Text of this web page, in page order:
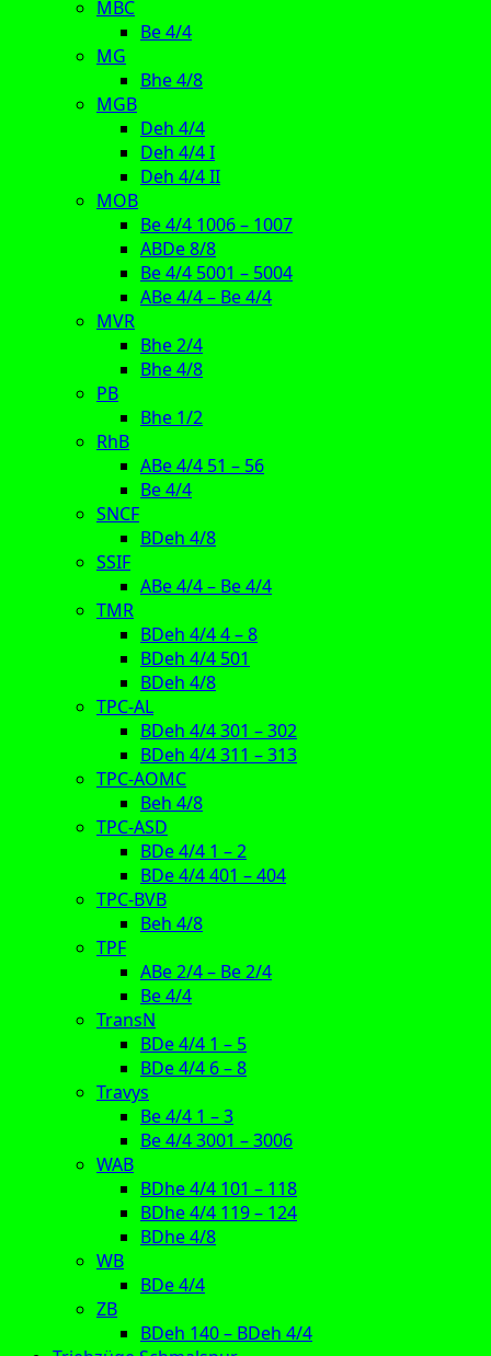
MBC
Be 4/4
MG
Bhe 4/8
MGB
Deh 4/4
Deh 4/4 I
Deh 4/4 II
MOB
Be 4/4 1006 – 1007
ABDe 8/8
Be 4/4 5001 – 5004
ABe 4/4 – Be 4/4
MVR
Bhe 2/4
Bhe 4/8
PB
Bhe 1/2
RhB
ABe 4/4 51 – 56
Be 4/4
SNCF
BDeh 4/8
SSIF
ABe 4/4 – Be 4/4
TMR
BDeh 4/4 4 – 8
BDeh 4/4 501
BDeh 4/8
TPC-AL
BDeh 4/4 301 – 302
BDeh 4/4 311 – 313
TPC-AOMC
Beh 4/8
TPC-ASD
BDe 4/4 1 – 2
BDe 4/4 401 – 404
TPC-BVB
Beh 4/8
TPF
ABe 2/4 – Be 2/4
Be 4/4
TransN
BDe 4/4 1 – 5
BDe 4/4 6 – 8
Travys
Be 4/4 1 – 3
Be 4/4 3001 – 3006
WAB
BDhe 4/4 101 – 118
BDhe 4/4 119 – 124
BDhe 4/8
WB
BDe 4/4
ZB
BDeh 140 – BDeh 4/4